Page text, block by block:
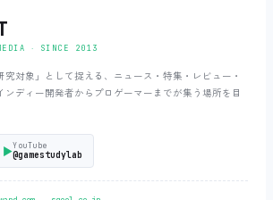
‧ SINCE 2013
究対象」として捉える、ニュース・特集・レビュー・
ンディー開発者からプロゲーマーまでが集う場所を目
▶YouTube
@gamestudylab